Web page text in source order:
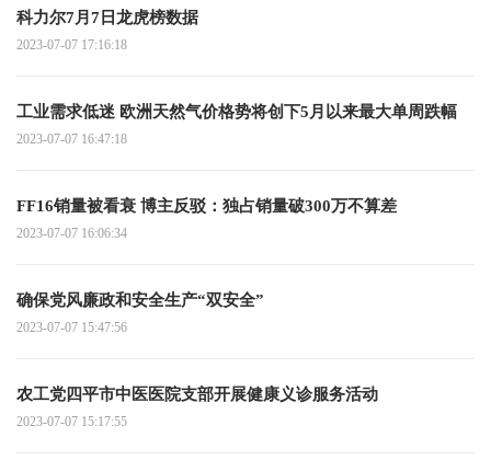
科力尔7月7日龙虎榜数据
2023-07-07 17:16:18
工业需求低迷 欧洲天然气价格势将创下5月以来最大单周跌幅
2023-07-07 16:47:18
FF16销量被看衰 博主反驳：独占销量破300万不算差
2023-07-07 16:06:34
确保党风廉政和安全生产“双安全”
2023-07-07 15:47:56
农工党四平市中医医院支部开展健康义诊服务活动
2023-07-07 15:17:55